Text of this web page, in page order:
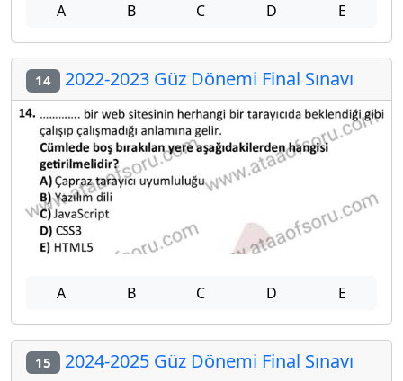
A B C D E
14 2022-2023 Güz Dönemi Final Sınavı
A B C D E
15 2024-2025 Güz Dönemi Final Sınavı